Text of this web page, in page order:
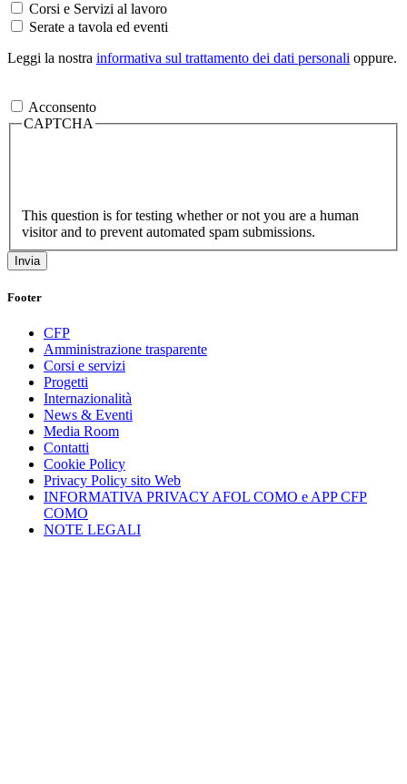
Corsi e Servizi al lavoro
Serate a tavola ed eventi
Leggi la nostra informativa sul trattamento dei dati personali oppure.
Acconsento
CAPTCHA
This question is for testing whether or not you are a human
visitor and to prevent automated spam submissions.
Footer
CFP
Amministrazione trasparente
Corsi e servizi
Progetti
Internazionalità
News & Eventi
Media Room
Contatti
Cookie Policy
Privacy Policy sito Web
INFORMATIVA PRIVACY AFOL COMO e APP CFP
COMO
NOTE LEGALI